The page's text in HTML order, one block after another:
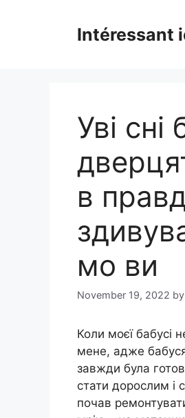
Intéressant
Уві
в
мо ви
November 19, 2022 by
Коли моєї бабусі
мене, адже
завжди була
стати дорослим і
почав